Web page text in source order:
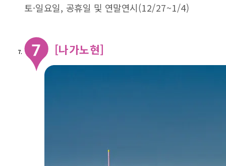
토·일요일, 공휴일 및 연말연시(12/27~1/4)
[나가노현]